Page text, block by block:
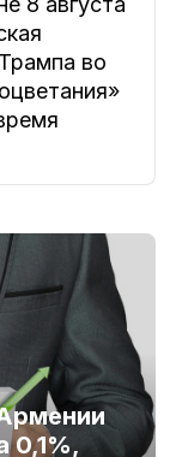
во
0,1%,